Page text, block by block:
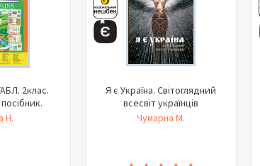
2клас.
Н.
Я є Україна. Світоглядний
всесвіт українців
Чумарна М.